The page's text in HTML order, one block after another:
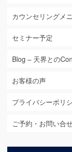
カウンセリングメ
セミナー予定
Blog – 天界との
お客様の声
プライバシーポリ
ご予約・お問い合